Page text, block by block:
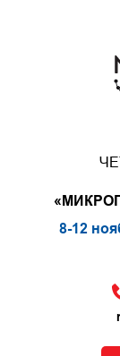
8-12